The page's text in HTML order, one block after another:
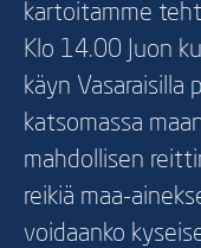
kartoitamme
Klo 14.00 Juon
käyn
katsomassa
mahdollisen
reikiä maa-
voidaanko